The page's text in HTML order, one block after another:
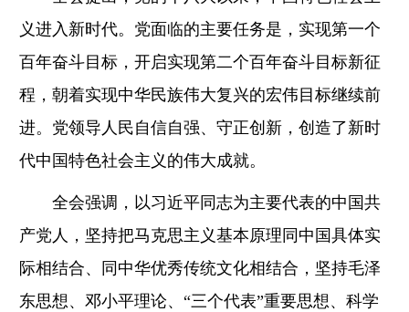
义进入新时代。党面临的主要任务是，实现第一个
百年奋斗目标，开启实现第二个百年奋斗目标新征
程，朝着实现中华民族伟大复兴的宏伟目标继续前
进。党领导人民自信自强、守正创新，创造了新时
代中国特色社会主义的伟大成就。
全会强调，以习近平同志为主要代表的中国共
产党人，坚持把马克思主义基本原理同中国具体实
际相结合、同中华优秀传统文化相结合，坚持毛泽
东思想、邓小平理论、“三个代表”重要思想、科学